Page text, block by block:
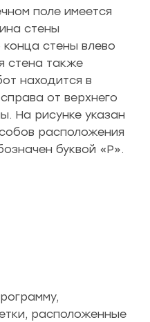
поле имеется
стены
стены влево
стена также
находится в
от верхнего
На рисунке указан
расположения
буквой «Р».
расположенные